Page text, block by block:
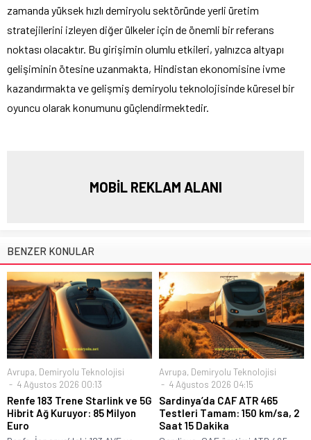
zamanda yüksek hızlı demiryolu sektöründe yerli üretim
stratejilerini izleyen diğer ülkeler için de önemli bir referans
noktası olacaktır. Bu girişimin olumlu etkileri, yalnızca altyapı
gelişiminin ötesine uzanmakta, Hindistan ekonomisine ivme
kazandırmakta ve gelişmiş demiryolu teknolojisinde küresel bir
oyuncu olarak konumunu güçlendirmektedir.
MOBİL REKLAM ALANI
BENZER KONULAR
Avrupa, Demiryolu Teknolojisi
4 Ağustos 2026 00:13
Renfe 183 Trene Starlink ve 5G
Hibrit Ağ Kuruyor: 85 Milyon
Euro
Avrupa, Demiryolu Teknolojisi
4 Ağustos 2026 04:15
Sardinya’da CAF ATR 465
Testleri Tamam: 150 km/sa, 2
Saat 15 Dakika